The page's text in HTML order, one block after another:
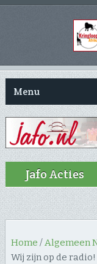
Menu
Jafo Acties
Home /Algemeen
Wij zijn op de